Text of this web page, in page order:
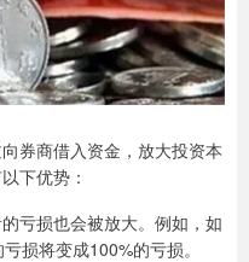
券商借入资金，放大投资本
下优势：
亏损也会被放大。例如，如
损将变成100%的亏损。